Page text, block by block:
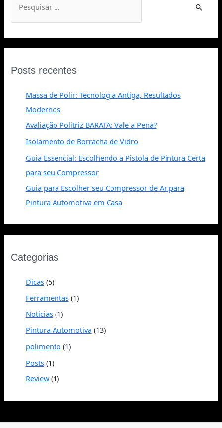
Posts recentes
Massa de Polir: Tecnologia Antiga, Resultados
Modernos
Avaliação Politriz BARATA: Vale a Pena?
Isolamento de Borracha de Vidro
Guia Essencial: Escolhendo a Pistola de Pintura Certa
para seu Compressor
Guia para Escolher seu Compressor de Ar para
Pintura Automotiva em Casa
Categorias
Dicas(5)
Ferramentas(1)
Noticias(1)
Pintura Automotiva (13)
polimento (1)
Posts(1)
Review(1)